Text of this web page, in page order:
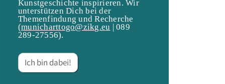
Kunstgeschichte inspirieren. Wir
unterstützen Dich bei der
Themenfindung und Recherche
(municharttogo@zikg.eu | 089
289-27556).
Ich bin dabei!